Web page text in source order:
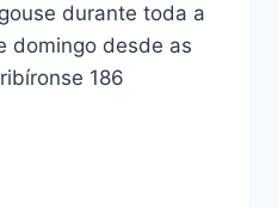
durante toda a
domingo desde as
186